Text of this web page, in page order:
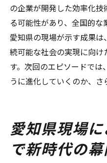
の企業が開発した効率化
る可能性があり、全国的な
愛知県の現場が示す成果
続可能な社会の実現に向
す。次回のエピソードで
うに進化していくのか、さ
愛知県現場
で新時代の